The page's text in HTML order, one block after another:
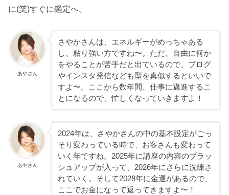
に(笑)すぐに鑑定へ。
あやさん
さやかさんは、エネルギーがめっちゃある
し、粘り強い方ですね〜。ただ、自由に何か
をやることが苦手だと出ているので、ブログ
やインスタ発信なども型を真似するといいで
すよ〜。ここから数年間、仕事に邁進するこ
とになるので、忙しくなっていきますよ！
あやさん
2024年は、さやかさんの中の基本設定がごっ
そり変わっている時で、お客さんも変わって
いく年ですね。2025年に講座の内容のブラッ
シュアップが入って、2026年にさらに洗練さ
れていく。そして2028年に金運があるので、
ここでお金になって返ってきますよ〜！